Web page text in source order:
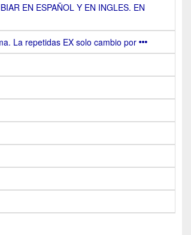
EN ESPAÑOL Y EN INGLES. EN
La repetidas EX solo cambio por